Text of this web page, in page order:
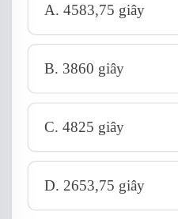
A. 4583,75 giây
B. 3860 giây
C. 4825 giây
D. 2653,75 giây